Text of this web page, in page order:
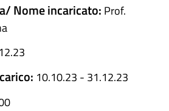
Nome incaricato: Prof.
10.10.23 - 31.12.23